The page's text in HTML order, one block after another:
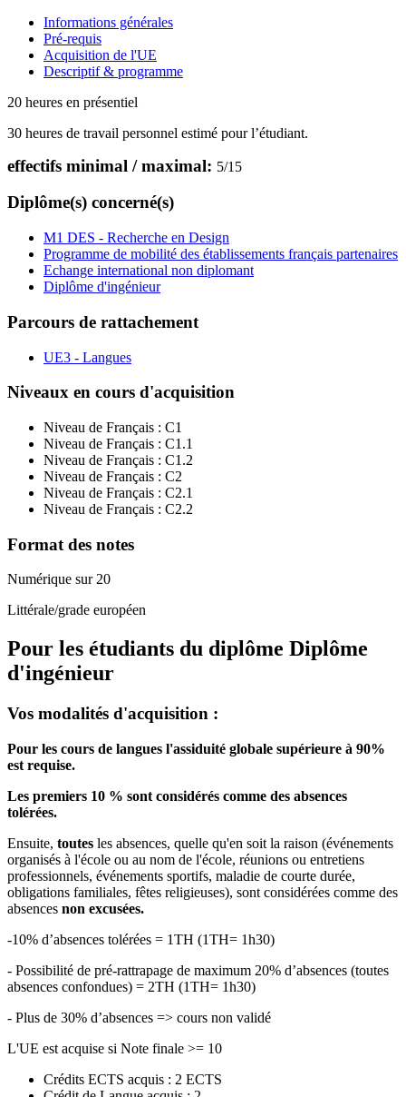
Informations générales
Pré-requis
Acquisition de l'UE
Descriptif & programme
20 heures en présentiel
30 heures de travail personnel estimé pour l’étudiant.
effectifs minimal / maximal: 5/15
Diplôme(s) concerné(s)
M1 DES - Recherche en Design
Programme de mobilité des établissements français partenaires
Echange international non diplomant
Diplôme d'ingénieur
Parcours de rattachement
UE3 - Langues
Niveaux en cours d'acquisition
Niveau de Français : C1
Niveau de Français : C1.1
Niveau de Français : C1.2
Niveau de Français : C2
Niveau de Français : C2.1
Niveau de Français : C2.2
Format des notes
Numérique sur 20
Littérale/grade européen
Pour les étudiants du diplôme Diplôme
d'ingénieur
Vos modalités d'acquisition :
Pour les cours de langues l'assiduité globale supérieure à 90%
est requise.
Les premiers 10 % sont considérés comme des absences
tolérées.
Ensuite, toutes les absences, quelle qu'en soit la raison (événements
organisés à l'école ou au nom de l'école, réunions ou entretiens
professionnels, événements sportifs, maladie de courte durée,
obligations familiales, fêtes religieuses), sont considérées comme des
absences non excusées.
-10% d’absences tolérées = 1TH (1TH= 1h30)
- Possibilité de pré-rattrapage de maximum 20% d’absences (toutes
absences confondues) = 2TH (1TH= 1h30)
- Plus de 30% d’absences => cours non validé
L'UE est acquise si Note finale >= 10
Crédits ECTS acquis : 2 ECTS